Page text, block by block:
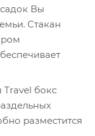
Вы
Стакан
бокс
разместится